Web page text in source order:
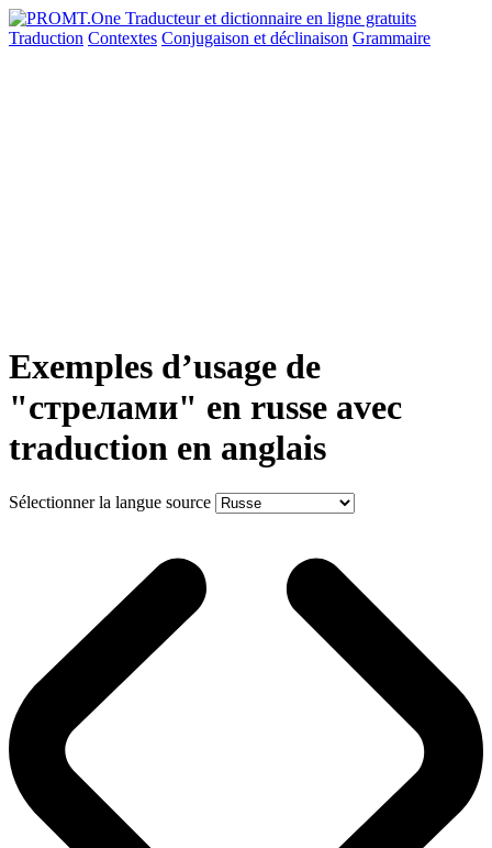
Traduction Contextes Conjugaison et déclinaison Grammaire
Exemples d’usage de
"стрелами" en russe avec
traduction en anglais
Sélectionner la langue source